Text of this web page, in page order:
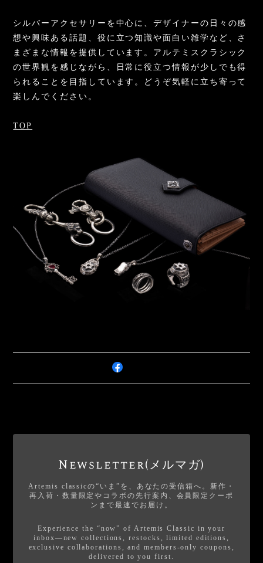
シルバーアクセサリーを中心に、デザイナーの日々の感
想や興味ある話題、役に立つ知識や面白い雑学など、さ
まざまな情報を提供しています。アルテミスクラシック
の世界観を感じながら、日常に役立つ情報が少しでも得
られることを目指しています。どうぞ気軽に立ち寄って
楽しんでください。
TOP
Newsletter(メルマガ)
Artemis classicの“いま”を、あなたの受信箱へ。新作・
再入荷・数量限定やコラボの先行案内、会員限定クーポ
ンまで最速でお届け。
Experience the “now” of Artemis Classic in your
inbox—new collections, restocks, limited editions,
exclusive collaborations, and members-only coupons,
delivered to you first.